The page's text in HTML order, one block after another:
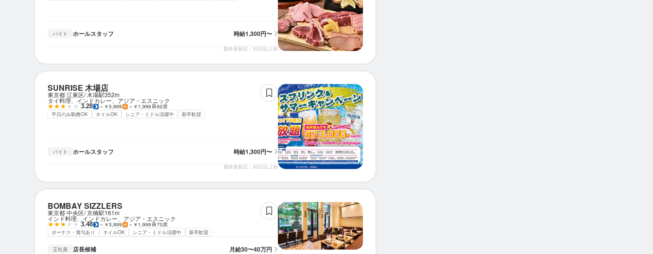
バイト ホールスタッフ 時給1,300円〜
最終更新日：30日以上前
SUNRISE 木場店
東京都 江東区 木場駅352m
タイ料理、インドカレー、アジア・エスニック
3.28 ～￥3,999 ～￥1,999
62席
平日のみ勤務OK
ネイルOK シニア・ミドル活躍中 新卒歓迎
バイト ホールスタッフ 時給1,300円〜
最終更新日：30日以上前
BOMBAY SIZZLERS
東京都 中央区 京橋駅161m
インド料理、インドカレー、アジア・エスニック
3.48 ～￥3,999 ～￥1,999
70席
ボーナス・賞与あり
ネイルOK シニア・ミドル活躍中 新卒歓迎
正社員 店長候補 月給30〜40万円
求人を選択する
正社員 ホールスタッフ
求人を選択する
バイト ホールスタッフ 時給：
求人を選択する
バイト ホールスタッフ
求人を選択する
バイト ホールスタッフ
求人を選択する
バイト ホールスタッフ
求人を選択する
バイト ホールスタッフ
求人を選択する
バイト ホールスタッフ
求人を選択する
正社員 店長候補
求人を選択する
バイト ホールスタッフ